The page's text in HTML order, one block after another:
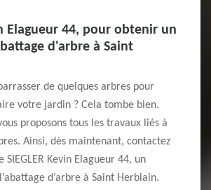
Elagueur 44, pour obtenir un
d'arbre à Saint
de quelques arbres pour
votre jardin ? Cela tombe bien.
proposons tous les travaux liés à
Ainsi, dès maintenant, contactez
SIEGLER Kevin Elagueur 44, un
d’arbre à Saint Herblain.